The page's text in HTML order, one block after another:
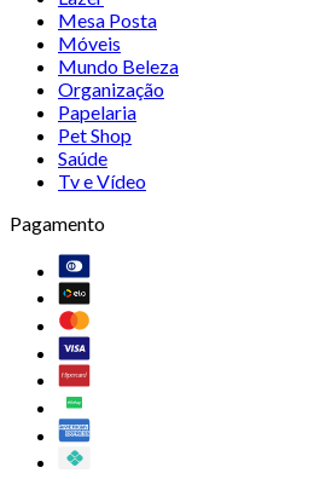
Mesa Posta
Móveis
Mundo Beleza
Organização
Papelaria
Pet Shop
Saúde
Tv e Vídeo
Pagamento